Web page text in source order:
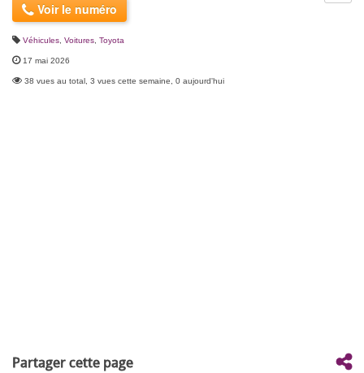
Voir le numéro
Véhicules Voitures Toyota
17 mai 2026
38 vues au total, 3 vues cette semaine, 0 aujourd'hui
Partager cette page